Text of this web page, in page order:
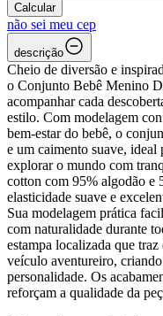
Calcular
não sei meu cep
descrição
Cheio de diversão e
o Conjunto Bebê Menino
acompanhar cada
estilo. Com modelagem
bem-estar do bebê, o
e um caimento suave, ideal
explorar o mundo com
cotton com 95% algodão e
elasticidade suave e
Sua modelagem prática
com naturalidade durante
estampa localizada que
veículo aventureiro,
personalidade. Os
reforçam a qualidade da